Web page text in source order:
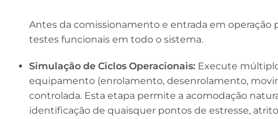
Antes da comissionamento e entrada em operação
testes funcionais em todo o sistema.
Simulação de Ciclos Operacionais:Execute
equipamento (enrolamento, desenrolamento,
controlada. Esta etapa permite a acomodação
identificação de quaisquer pontos de estresse,